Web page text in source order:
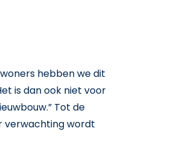
hebben we dit
is dan ook niet voor
Tot de
verwachting wordt